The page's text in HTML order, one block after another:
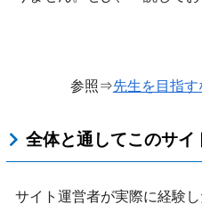
参照⇒先生を目指
全体と通してこのサイ
サイト運営者が実際に経験